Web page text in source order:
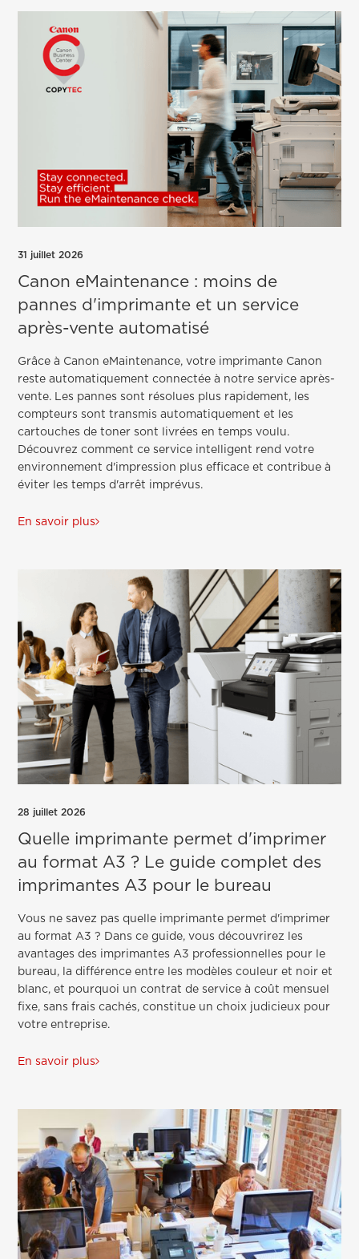
31 juillet 2026
Canon eMaintenance : moins de
pannes d'imprimante et un service
après-vente automatisé
Grâce à Canon eMaintenance, votre imprimante Canon
reste automatiquement connectée à notre service après-
vente. Les pannes sont résolues plus rapidement, les
compteurs sont transmis automatiquement et les
cartouches de toner sont livrées en temps voulu.
Découvrez comment ce service intelligent rend votre
environnement d'impression plus efficace et contribue à
éviter les temps d'arrêt imprévus.
En savoir plus
28 juillet 2026
Quelle imprimante permet d'imprimer
au format A3 ? Le guide complet des
imprimantes A3 pour le bureau
Vous ne savez pas quelle imprimante permet d'imprimer
au format A3 ? Dans ce guide, vous découvrirez les
avantages des imprimantes A3 professionnelles pour le
bureau, la différence entre les modèles couleur et noir et
blanc, et pourquoi un contrat de service à coût mensuel
fixe, sans frais cachés, constitue un choix judicieux pour
votre entreprise.
En savoir plus